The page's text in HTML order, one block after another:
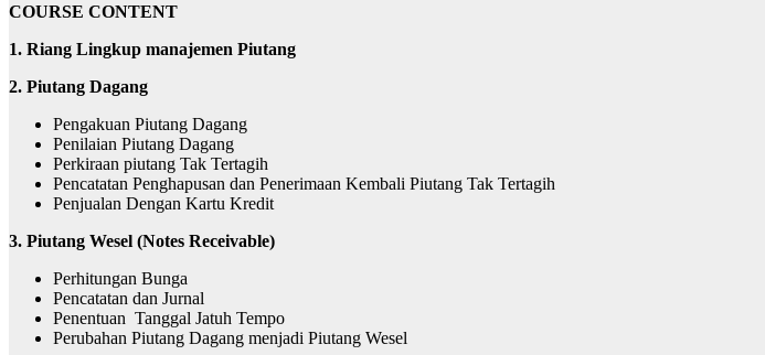
COURSE CONTENT
1. Riang Lingkup manajemen Piutang
2. Piutang Dagang
Pengakuan Piutang Dagang
Penilaian Piutang Dagang
Perkiraan piutang Tak Tertagih
Pencatatan Penghapusan dan Penerimaan Kembali Piutang Tak Tertagih
Penjualan Dengan Kartu Kredit
3. Piutang Wesel (Notes Receivable)
Perhitungan Bunga
Pencatatan dan Jurnal
Penentuan Tanggal Jatuh Tempo
Perubahan Piutang Dagang menjadi Piutang Wesel